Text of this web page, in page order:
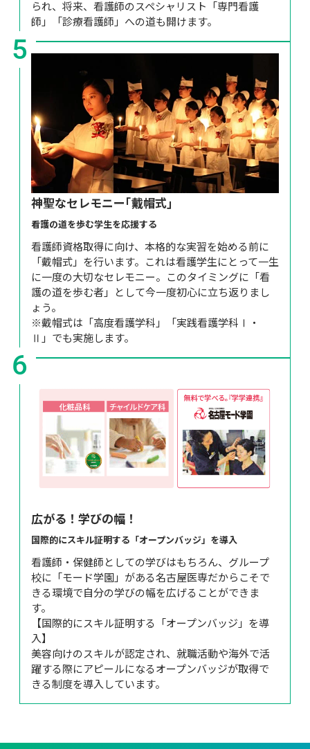
られ、将来、看護師のスペシャリスト「専門看護
師」「診療看護師」への道も開けます。
5
神聖なセレモニー｢戴帽式｣
看護の道を歩む学生を応援する
看護師資格取得に向け、本格的な実習を始める前に
「戴帽式」を行います。これは看護学生にとって一生
に一度の大切なセレモニー。このタイミングに「看
護の道を歩む者」として今一度初心に立ち返りまし
ょう。
※戴帽式は「高度看護学科」「実践看護学科Ⅰ・
Ⅱ」でも実施します。
6
広がる！学びの幅！
国際的にスキル証明する「オープンバッジ」を導入
看護師・保健師としての学びはもちろん、グループ
校に「モード学園」がある名古屋医専だからこそで
きる環境で自分の学びの幅を広げることができま
す。
【国際的にスキル証明する「オープンバッジ」を導
入】
美容向けのスキルが認定され、就職活動や海外で活
躍する際にアピールになるオープンバッジが取得で
きる制度を導入しています。